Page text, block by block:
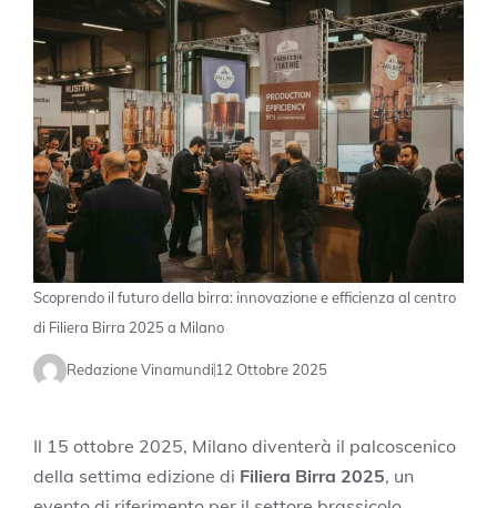
Scoprendo il futuro della birra: innovazione e efficienza al centro
di Filiera Birra 2025 a Milano
Redazione Vinamundi12 Ottobre 2025
Il 15 ottobre 2025, Milano diventerà il palcoscenico
della settima edizione di Filiera Birra 2025, un